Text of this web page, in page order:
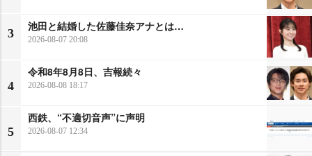
3
池田と結婚した佐藤佳奈アナとは…
2026-08-07 20:08
4
令和8年8月8日、吉報続々
2026-08-08 18:17
5
西鉄、“不適切音声”に声明
2026-08-07 12:34